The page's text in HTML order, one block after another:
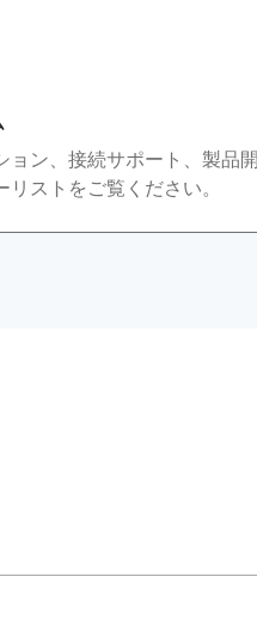
ン、接続サポート、製品
ストをご覧ください。